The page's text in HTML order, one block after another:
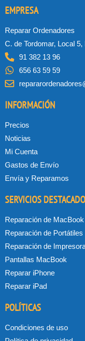
EMPRESA
Reparar Ordenadores
C. de Tordomar, Local
91 382 13 96
656 63 59 59
INFORMACIÓN
Precios
Noticias
Mi Cuenta
Gastos de Envío
Envía y Reparamos
SERVICIOS
Reparación de MacBook
Reparación de Portátiles
Reparación de
Pantallas MacBook
Reparar iPhone
Reparar iPad
POLÍTICAS
Condiciones de uso